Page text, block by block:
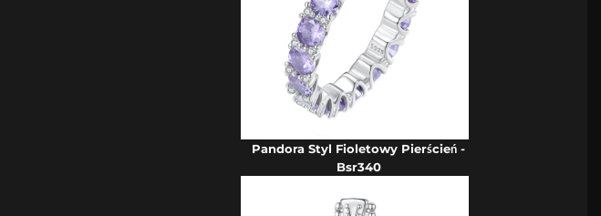
Pandora Styl Fioletowy Pierścień -
Bsr340